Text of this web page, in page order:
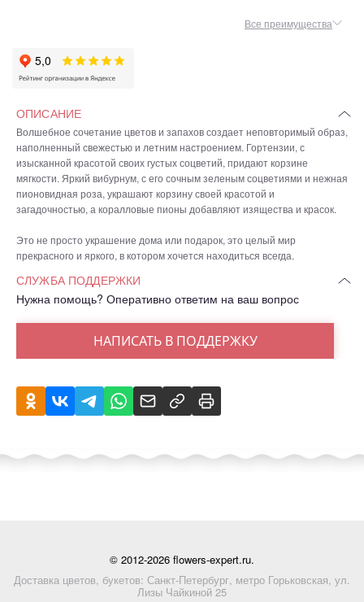
Все преимущества
ОПИСАНИЕ
Волшебное сочетание цветов и запахов создает неповторимый образ,
наполненный свежестью и летним настроением. Гортензии, с
изысканной красотой своих густых соцветий, придают корзине
мягкости. Яркий вибурнум, с его сочным зеленым соцветиями и нежная
пионовидная роза, украшают корзину своей красотой и
загадочностью, а коралловые пионы добавляют изящества и красок.
Это не просто украшение дома или подарок, это целый мир
прекрасного и яркого, в котором хочется находиться всегда.
СЛУЖБА ПОДДЕРЖКИ
Нужна помощь? Оперативно ответим на ваш вопрос
НАПИСАТЬ В ПОДДЕРЖКУ
© 2012-2026 flowers-expert.ru.
Доставка цветов, букетов: Санкт-Петербург, метро Горьковская, ул.
Лизы Чайкиной 25